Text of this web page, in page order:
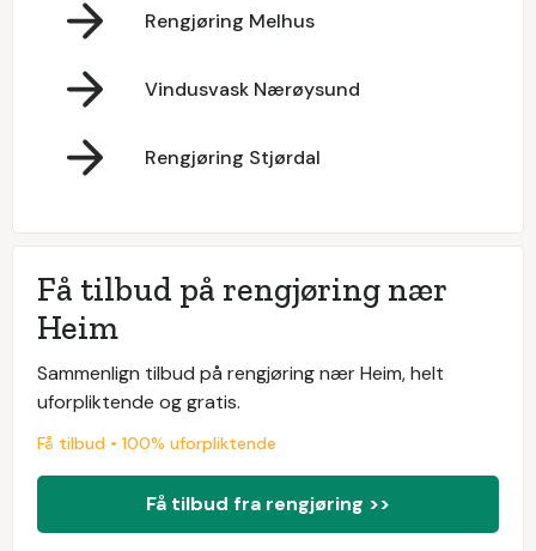
Rengjøring Melhus
Vindusvask Nærøysund
Rengjøring Stjørdal
Få tilbud på rengjøring nær
Heim
Sammenlign tilbud på rengjøring nær Heim, helt
uforpliktende og gratis.
Få tilbud • 100% uforpliktende
Få tilbud fra rengjøring >>